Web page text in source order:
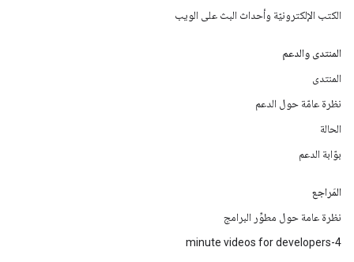
الكتب الإلكترونيّة وأحداث البث على الويب
المنتدى والدعم
المنتدى
نظرة عامّة حول الدعم
الحالة
بوّابة الدعم
المَراجع
نظرة عامة حول مطوِّر البرامج
4-minute videos for developers